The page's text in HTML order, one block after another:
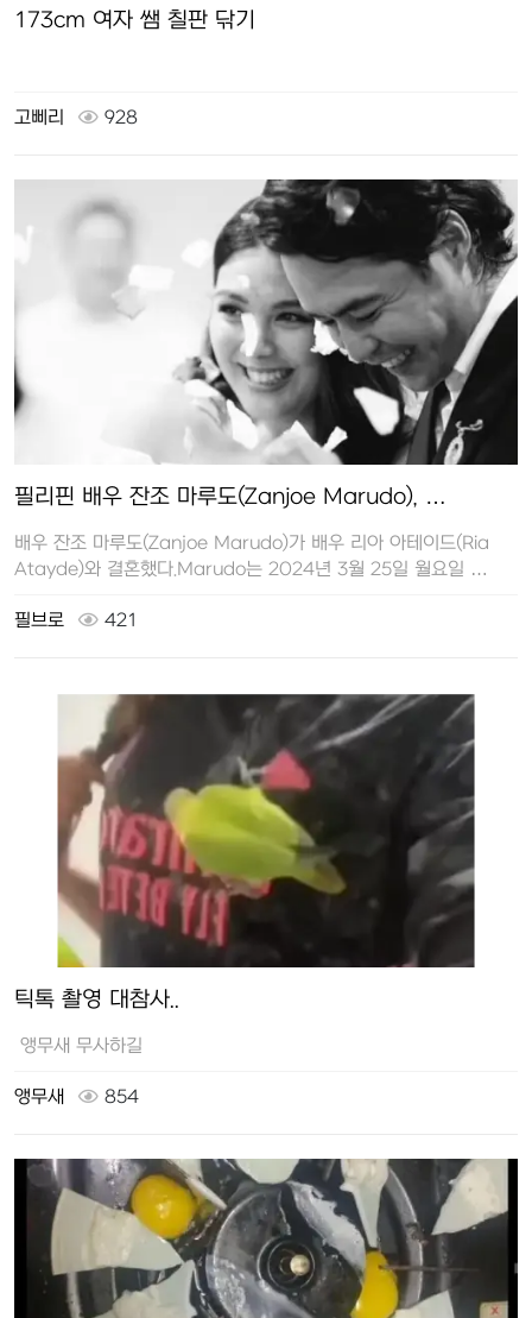
173cm 여자 쌤 칠판 닦기
고삐리 928
필리핀 배우 잔조 마루도(Zanjoe Marudo), …
배우 잔조 마루도(Zanjoe Marudo)가 배우 리아 아테이드(Ria
Atayde)와 결혼했다.Marudo는 2024년 3월 25일 월요일 …
필브로 421
틱톡 촬영 대참사..
앵무새 무사하길
앵무새 854